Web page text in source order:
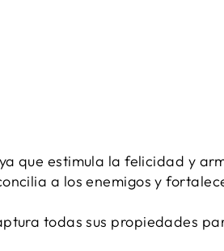
que estimula la felicidad y
a los enemigos y
todas sus propiedades